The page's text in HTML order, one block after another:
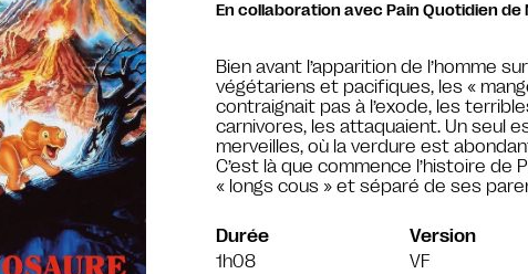
En collaboration avec Pain Quotidien de
Bien avant l’apparition de l’homme
végétariens et pacifiques, les «
contraignait pas à l’exode, les
carnivores, les attaquaient. Un seul
merveilles, où la verdure est
C’est là que commence l’histoire
« longs cous » et séparé de ses
Durée
1h08
Version
VF